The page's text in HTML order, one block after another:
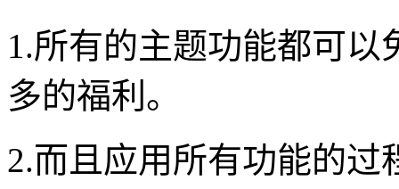
1.所有的主题功能都可
多的福利。
2.而且应用所有功能的